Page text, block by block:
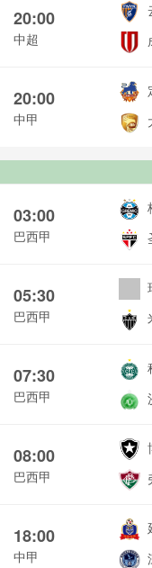
20:00
中超
20:00
中甲
03:00
巴西甲
05:30
巴西甲
07:30
巴西甲
08:00
巴西甲
18:00
中甲